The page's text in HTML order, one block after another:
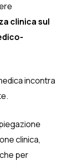
clinica sul
incontra
clinica,
per